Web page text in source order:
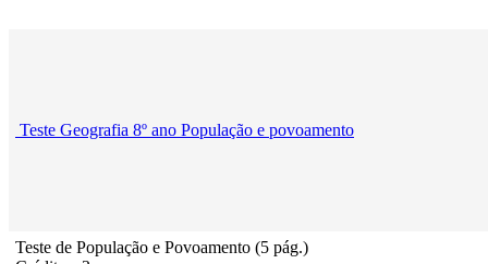
Teste Geografia 8º ano População e povoamento
Teste de População e Povoamento (5 pág.)